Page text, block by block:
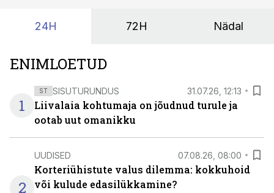
24H 72H Nädal
ENIMLOETUD
1
ST SISUTURUNDUS 31.07.26, 12:13
Liivalaia kohtumaja on jõudnud turule ja
ootab uut omanikku
2
UUDISED 07.08.26, 08:00
Korteriühistute valus dilemma: kokkuhoid
või kulude edasilükkamine?